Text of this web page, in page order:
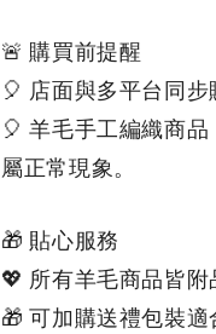
🚨 購買前提醒
🎈 店面與多平台同步
🎈 羊毛手工編織商
屬正常現象。
🎁 貼心服務
💖 所有羊毛商品皆附
🎁 可加購送禮包裝